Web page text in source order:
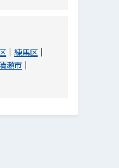
練馬区
瀬市